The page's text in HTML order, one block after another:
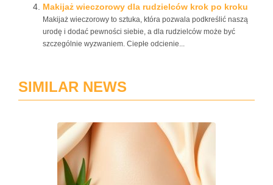
Makijaż wieczorowy dla rudzielców krok po kroku
Makijaż wieczorowy to sztuka, która pozwala podkreślić naszą
urodę i dodać pewności siebie, a dla rudzielców może być
szczególnie wyzwaniem. Ciepłe odcienie...
SIMILAR NEWS